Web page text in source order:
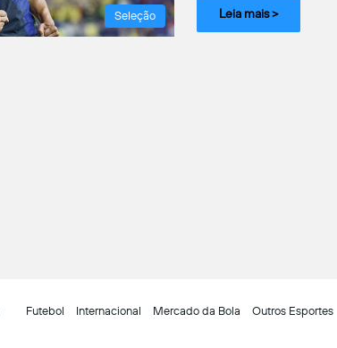
Seleção Leia mais >
Futebol Internacional Mercado da Bola Outros Esportes